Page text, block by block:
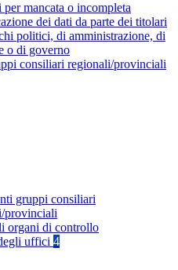
per mancata o incompleta
dei dati da parte dei titolari
politici, di amministrazione, di
o di governo
consiliari regionali/provinciali
gruppi consiliari
provinciali
organi di controllo
uffici 4